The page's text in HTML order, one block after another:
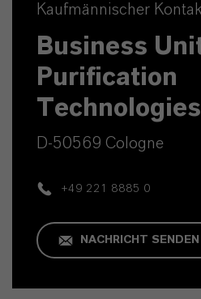
Kaufmännischer
Business
Purification
Technologies
D-50569 Cologne
+49 221 8885 0
NACHRICHT SENDEN